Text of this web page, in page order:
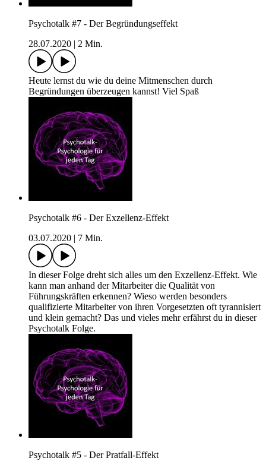
Psychotalk #7 - Der Begründungseffekt
28.07.2020
2 Min.
Heute lernst du wie du deine Mitmenschen durch
Begründungen überzeugen kannst! Viel Spaß
Psychotalk #6 - Der Exzellenz-Effekt
03.07.2020
7 Min.
In dieser Folge dreht sich alles um den Exzellenz-Effekt. Wie
kann man anhand der Mitarbeiter die Qualität von
Führungskräften erkennen? Wieso werden besonders
qualifizierte Mitarbeiter von ihren Vorgesetzten oft tyrannisiert
und klein gemacht? Das und vieles mehr erfährst du in dieser
Psychotalk Folge.
Psychotalk #5 - Der Pratfall-Effekt